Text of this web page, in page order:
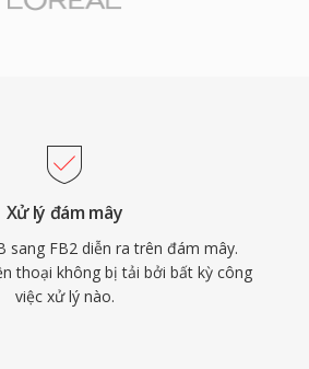
Xử lý đám mây
sang FB2 diễn ra trên đám mây.
thoại không bị tải bởi bất kỳ công
việc xử lý nào.